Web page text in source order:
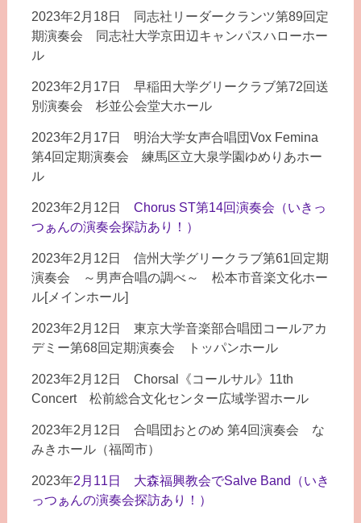
2023年2月18日 同志社リーダークランツ第89回定
期演奏会 同志社大学京田辺キャンパスハローホー
ル
2023年2月17日 早稲田大学グリークラブ第72回送
別演奏会 杉並公会堂大ホール
2023年2月17日 明治大学女声合唱団Vox Femina
第4回定期演奏会 練馬区立大泉学園ゆめりあホー
ル
2023年2月12日 Chorus ST第14回演奏会（いきっ
つぁんの演奏会探訪あり！）
2023年2月12日 信州大学グリークラブ第61回定期
演奏会 ～男声合唱の調べ～ 松本市音楽文化ホー
ル[メインホール]
2023年2月12日 東京大学音楽部合唱団コールアカ
デミー第68回定期演奏会 トッパンホール
2023年2月12日 Chorsal《コールサル》11th
Concert 松前総合文化センター広域学習ホール
2023年2月12日 合唱団おとのめ 第4回演奏会 な
みきホール（福岡市）
2023年2月11日 大森福興教会でSalve Band（いき
っつぁんの演奏会探訪あり！）